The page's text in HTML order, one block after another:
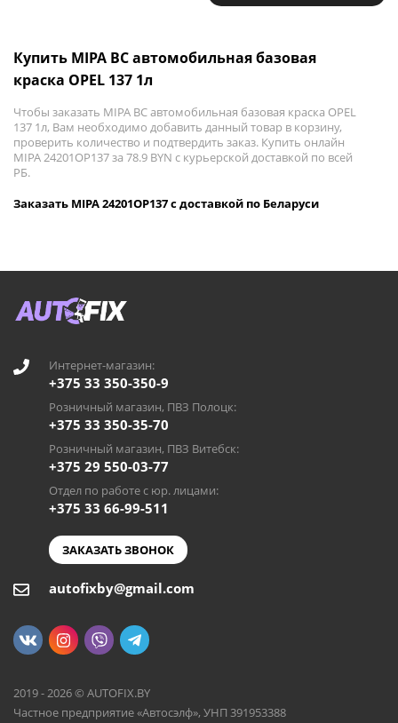
Купить MIPA BC автомобильная базовая
краска OPEL 137 1л
Чтобы заказать MIPA BC автомобильная базовая краска OPEL
137 1л, Вам необходимо добавить данный товар в корзину,
проверить количество и подтвердить заказ. Купить онлайн
MIPA 24201OP137 за 78.9 BYN с курьерской доставкой по всей
РБ.
Заказать MIPA 24201OP137 с доставкой по Беларуси
Интернет-магазин:
+375 33 350-350-9
Розничный магазин, ПВЗ Полоцк:
+375 33 350-35-70
Розничный магазин, ПВЗ Витебск:
+375 29 550-03-77
Отдел по работе с юр. лицами:
+375 33 66-99-511
ЗАКАЗАТЬ ЗВОНОК
autofixby@gmail.com
2019 - 2026 © AUTOFIX.BY
Частное предприятие «Автосэлф», УНП 391953388